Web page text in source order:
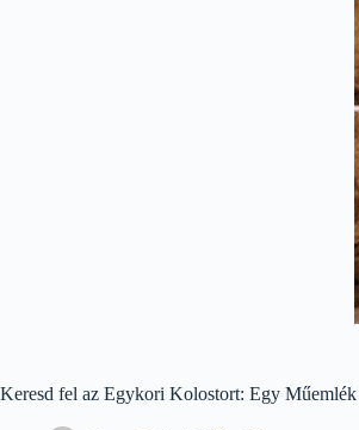
Keresd fel az Egykori Kolostort: Egy Műemlék